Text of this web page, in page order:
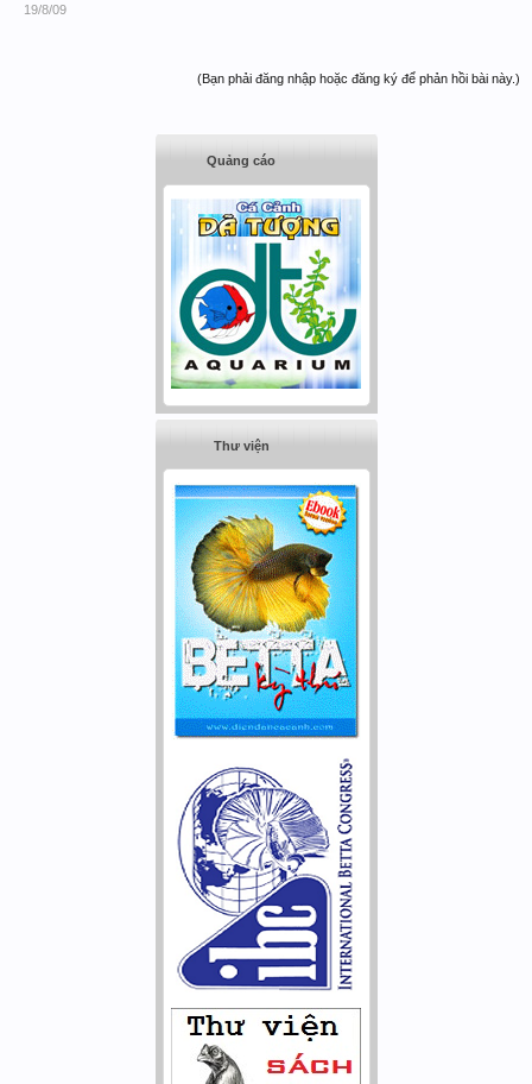
19/8/09
(Bạn phải đăng nhập hoặc đăng ký để phản hồi bài này.)
Quảng cáo
Thư viện